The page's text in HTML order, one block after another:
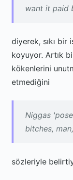
want it paid
diyerek, sıkı bir
koyuyor. Artık
kökenlerini
etmediğini
Niggas
bitches,
sözleriyle